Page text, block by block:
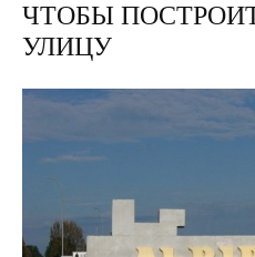
ЧТОБЫ
УЛИЦУ